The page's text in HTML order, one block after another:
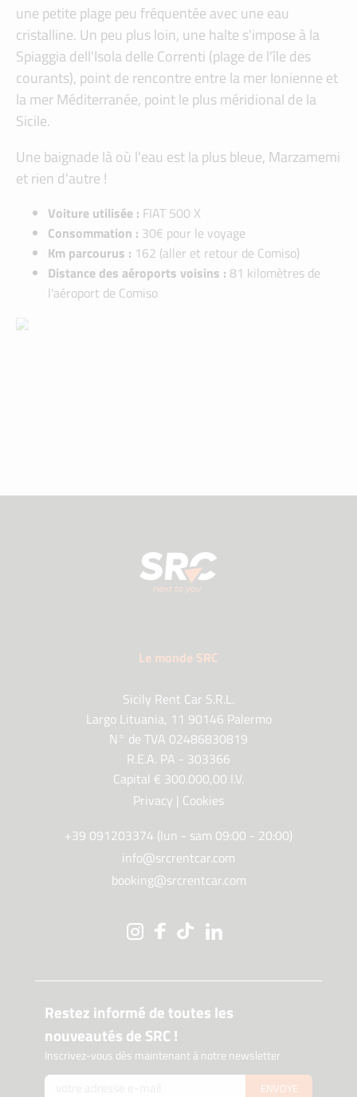
une petite plage peu fréquentée avec une eau
cristalline. Un peu plus loin, une halte s'impose à la
Spiaggia dell'Isola delle Correnti (plage de l'île des
courants), point de rencontre entre la mer Ionienne et
la mer Méditerranée, point le plus méridional de la
Sicile.
Une baignade là où l'eau est la plus bleue, Marzamemi
et rien d'autre !
Voiture utilisée : FIAT 500 X
Consommation : 30€ pour le voyage
Km parcourus : 162 (aller et retour de Comiso)
Distance des aéroports voisins : 81 kilomètres de
l'aéroport de Comiso
Le monde SRC
Sicily Rent Car S.R.L.
Largo Lituania, 11 90146 Palermo
N° de TVA 02486830819
R.E.A. PA - 303366
Capital € 300.000,00 I.V.
Privacy | Cookies
+39 091203374 (lun - sam 09:00 - 20:00)
info@srcrentcar.com
booking@srcrentcar.com
Restez informé de toutes les
nouveautés de SRC !
Inscrivez-vous dès maintenant à notre newsletter
ENVOYE